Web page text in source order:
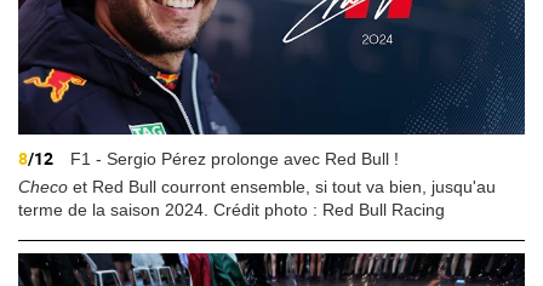
8/12
F1 - Sergio Pérez prolonge avec Red Bull !
Checo et Red Bull courront ensemble, si tout va bien, jusqu'au
terme de la saison 2024. Crédit photo : Red Bull Racing